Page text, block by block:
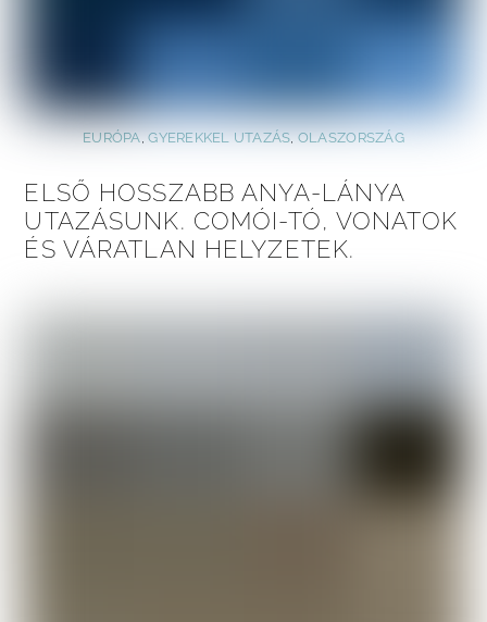
EURÓPA,GYEREKKEL UTAZÁS, OLASZORSZÁG
ELSŐ HOSSZABB ANYA-LÁNYA
UTAZÁSUNK. COMÓI-TÓ, VONATOK
ÉS VÁRATLAN HELYZETEK.